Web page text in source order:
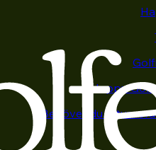
Happy
Behöver du